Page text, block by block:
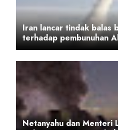
Iran lancar tindak balas
terhadap pembunuhan
Netanyahu dan Menteri